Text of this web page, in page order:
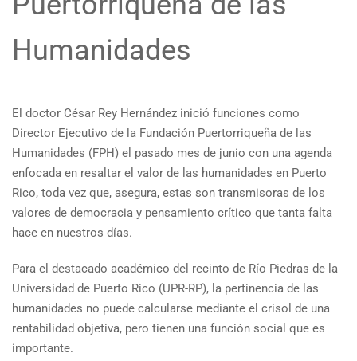
Humanidades
El doctor César Rey Hernández inició funciones como
Director Ejecutivo de la Fundación Puertorriqueña de las
Humanidades (FPH) el pasado mes de junio con una agenda
enfocada en resaltar el valor de las humanidades en Puerto
Rico, toda vez que, asegura, estas son transmisoras de los
valores de democracia y pensamiento crítico que tanta falta
hace en nuestros días.
Para el destacado académico del recinto de Río Piedras de la
Universidad de Puerto Rico (UPR-RP), la pertinencia de las
humanidades no puede calcularse mediante el crisol de una
rentabilidad objetiva, pero tienen una función social que es
importante.